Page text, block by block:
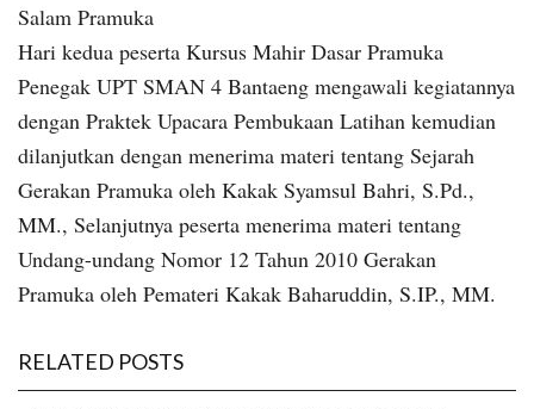
Salam Pramuka
Hari kedua peserta Kursus Mahir Dasar Pramuka
Penegak UPT SMAN 4 Bantaeng mengawali kegiatannya
dengan Praktek Upacara Pembukaan Latihan kemudian
dilanjutkan dengan menerima materi tentang Sejarah
Gerakan Pramuka oleh Kakak Syamsul Bahri, S.Pd.,
MM., Selanjutnya peserta menerima materi tentang
Undang-undang Nomor 12 Tahun 2010 Gerakan
Pramuka oleh Pemateri Kakak Baharuddin, S.IP., MM.
RELATED POSTS